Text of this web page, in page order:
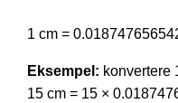
1 cm =
Eksempel: konvertere
15 cm = 15 ×